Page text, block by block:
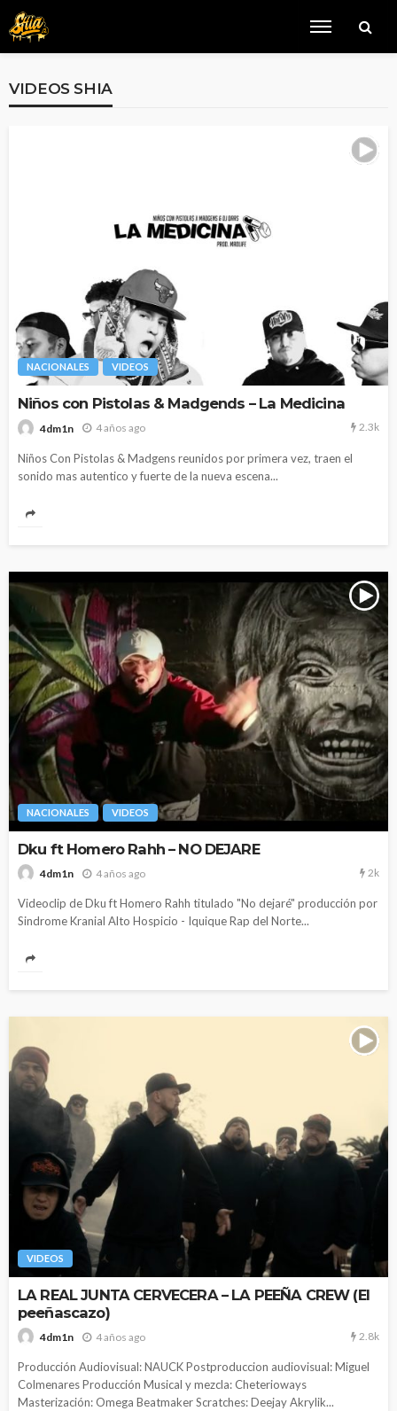
VIDEOS SHIA
NACIONALES VIDEOS
Niños con Pistolas & Madgends – La Medicina
4dm1n 4 años ago 2.3k
Niños Con Pistolas & Madgens reunidos por primera vez, traen el
sonido mas autentico y fuerte de la nueva escena...
NACIONALES VIDEOS
Dku ft Homero Rahh – NO DEJARE
4dm1n 4 años ago 2k
Videoclip de Dku ft Homero Rahh titulado "No dejaré" producción por
Sindrome Kranial Alto Hospicio - Iquique Rap del Norte...
VIDEOS
LA REAL JUNTA CERVECERA – LA PEEÑA CREW (El
peeñascazo)
4dm1n 4 años ago 2.8k
Producción Audiovisual: NAUCK Postproduccion audiovisual: Miguel
Colmenares Producción Musical y mezcla: Cheterioways
Masterización: Omega Beatmaker Scratches: Deejay Akrylik...